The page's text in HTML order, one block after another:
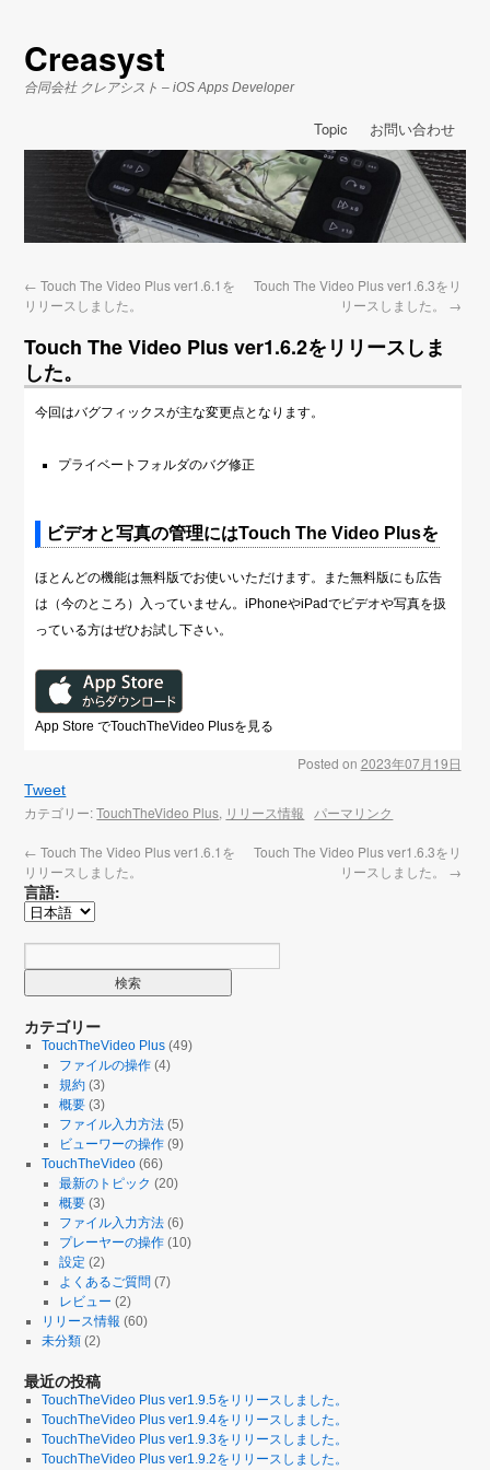
Creasyst
合同会社 クレアシスト – iOS Apps Developer
お問い合わせ
Topic
← Touch The Video Plus ver1.6.1を
リリースしました。
Touch The Video Plus ver1.6.3をリ
リースしました。 →
Touch The Video Plus ver1.6.2をリリースしま
した。
今回はバグフィックスが主な変更点となります。
プライベートフォルダのバグ修正
ビデオと写真の管理にはTouch The Video Plusを
ほとんどの機能は無料版でお使いいただけます。また無料版にも広告
は（今のところ）入っていません。iPhoneやiPadでビデオや写真を扱
っている方はぜひお試し下さい。
App Store でTouchTheVideo Plusを見る
Posted on 2023年07月19日
Tweet
カテゴリー:TouchTheVideo Plus, リリース情報 パーマリンク
← Touch The Video Plus ver1.6.1を
リリースしました。
Touch The Video Plus ver1.6.3をリ
リースしました。 →
言語:
カテゴリー
TouchTheVideo Plus (49)
ファイルの操作(4)
規約(3)
概要(3)
ファイル入力方法(5)
ビューワーの操作(9)
TouchTheVideo (66)
最新のトピック (20)
概要(3)
ファイル入力方法(6)
プレーヤーの操作(10)
設定 (2)
よくあるご質問 (7)
レビュー (2)
リリース情報 (60)
未分類 (2)
最近の投稿
TouchTheVideo Plus ver1.9.5をリリースしました。
TouchTheVideo Plus ver1.9.4をリリースしました。
TouchTheVideo Plus ver1.9.3をリリースしました。
TouchTheVideo Plus ver1.9.2をリリースしました。